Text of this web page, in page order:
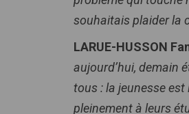
souhaitais plaider la
LARUE-HUSSON
aujourd’hui, demain
tous : la jeunesse
pleinement à leurs